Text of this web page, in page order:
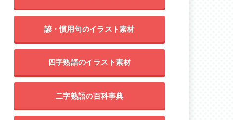
諺・慣用句のイラスト素材
四字熟語のイラスト素材
二字熟語の百科事典